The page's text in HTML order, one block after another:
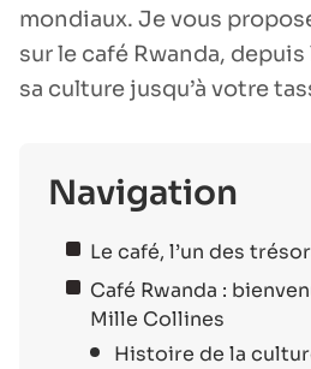
mondiaux. Je vous
sur le café Rwanda,
sa culture jusqu’à votre
Navigation
Le café, l’un des
Café Rwanda :
Mille Collines
Histoire de la